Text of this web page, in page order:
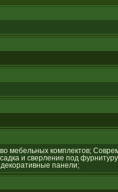
мебельных комплектов;
и сверление под
панели;